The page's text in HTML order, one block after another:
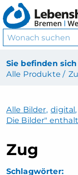
Sie befinden
Alle Produkte /
Alle Bilder, digital,
Die Bilder"
Zug